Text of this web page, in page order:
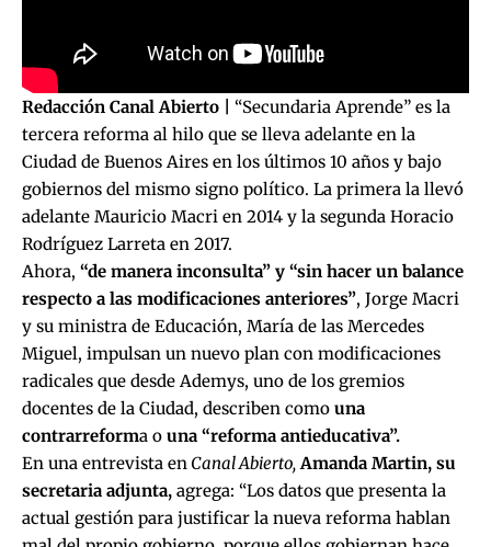
Redacción Canal Abierto | “Secundaria Aprende” es la
tercera reforma al hilo que se lleva adelante en la
Ciudad de Buenos Aires en los últimos 10 años y bajo
gobiernos del mismo signo político. La primera la llevó
adelante Mauricio Macri en 2014 y la segunda Horacio
Rodríguez Larreta en 2017.
Ahora, “de manera inconsulta” y “sin hacer un balance
respecto a las modificaciones anteriores”, Jorge Macri
y su ministra de Educación, María de las Mercedes
Miguel, impulsan un nuevo plan con modificaciones
radicales que desde Ademys, uno de los gremios
docentes de la Ciudad, describen como una
contrarreforma o una “reforma antieducativa”.
En una entrevista en Canal Abierto, Amanda Martin, su
secretaria adjunta, agrega: “Los datos que presenta la
actual gestión para justificar la nueva reforma hablan